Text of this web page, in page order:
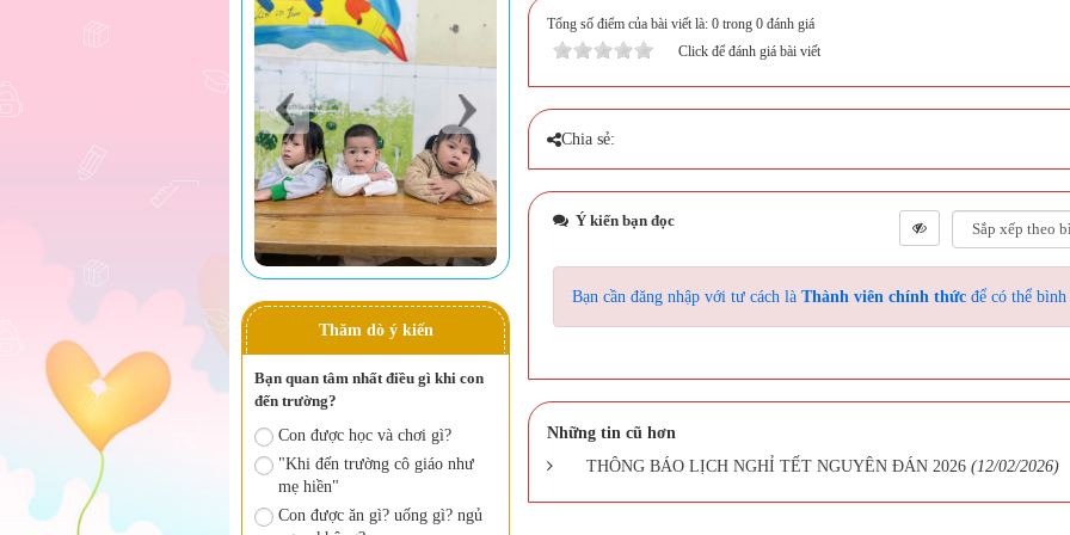
Tổng số điểm của bài viết là: 0 trong 0 đánh giá
Click để đánh giá bài viết
Chia sẻ:
Ý kiến bạn đọc
Bạn cần đăng nhập với tư cách là Thành viên chính thức để có thể bình
Những tin cũ hơn
THÔNG BÁO LỊCH NGHỈ TẾT NGUYÊN ĐÁN 2026 (12/02/2026)
Thăm dò ý kiến
Bạn quan tâm nhất điều gì khi con
đến trường?
Con được học và chơi gì?
"Khi đến trường cô giáo như
mẹ hiền"
Con được ăn gì? uống gì? ngủ